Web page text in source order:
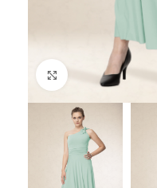
Click to enlarge